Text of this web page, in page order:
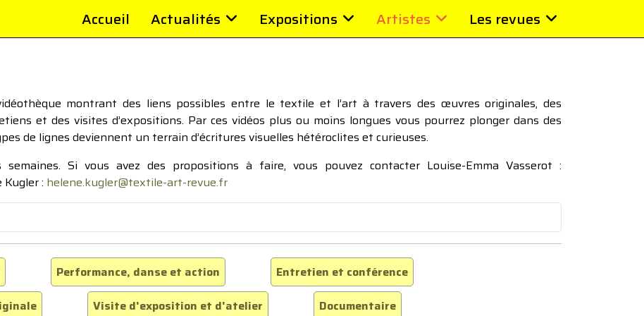
Accueil Actualités Expositions Artistes Les revues
montrant des liens possibles entre le textile et l’art à travers des œuvres originales, des
et des visites d’expositions. Par ces vidéos plus ou moins longues vous pourrez plonger dans des
de lignes deviennent un terrain d’écritures visuelles hétéroclites et curieuses.
Si vous avez des propositions à faire, vous pouvez contacter Louise-Emma Vasserot :
: helene.kugler@textile-art-revue.fr
Performance, danse et action
Entretien et conférence
Visite d'exposition et d'atelier Documentaire